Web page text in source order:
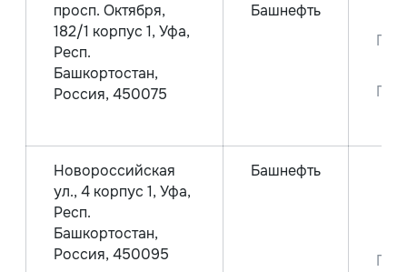
просп. Октября,
182/1 корпус 1, Уфа,
Респ.
Башкортостан,
Россия, 450075
Башнефть
Новороссийская
ул., 4 корпус 1, Уфа,
Респ.
Башкортостан,
Россия, 450095
Башнефть